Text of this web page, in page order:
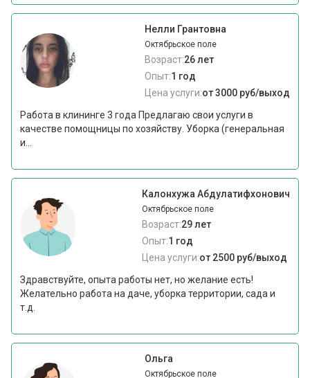
Нелли Грантовна
Октябрьское поле
Возраст:26 лет
Опыт:1 год
Цена услуги:от 3000 руб/выход
Работа в клининге 3 года Предлагаю свои услуги в
качестве помощницы по хозяйству. Уборка (генеральная
и...
Калонхужа Абдулатифхонович
Октябрьское поле
Возраст:29 лет
Опыт:1 год
Цена услуги:от 2500 руб/выход
Здравствуйте, опыта работы нет, но желание есть!
Желательно работа на даче, уборка территории, сада и
т.д.
Ольга
Октябрьское поле